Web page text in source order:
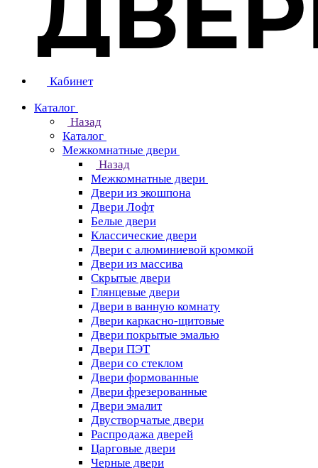
Кабинет
Каталог
Назад
Каталог
Межкомнатные двери
Назад
Межкомнатные двери
Двери из экошпона
Двери Лофт
Белые двери
Классические двери
Двери с алюминиевой кромкой
Двери из массива
Скрытые двери
Глянцевые двери
Двери в ванную комнату
Двери каркасно-щитовые
Двери покрытые эмалью
Двери ПЭТ
Двери со стеклом
Двери формованные
Двери фрезерованные
Двери эмалит
Двустворчатые двери
Распродажа дверей
Царговые двери
Черные двери